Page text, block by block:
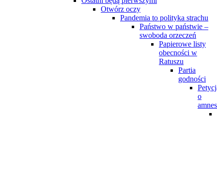
Otwórz oczy
Pandemia to polityka strachu
Państwo w państwie –
swoboda orzeczeń
Papierowe listy
obecności w
Ratuszu
Partia
godności
o